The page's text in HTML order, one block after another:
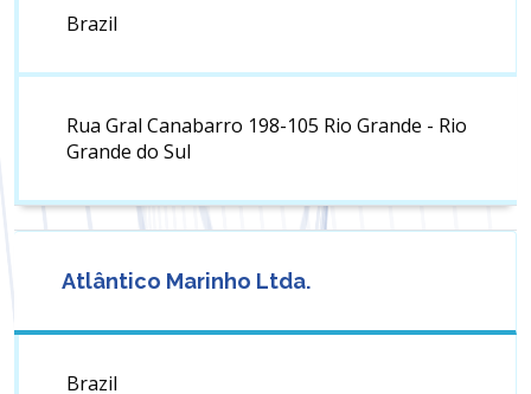
Brazil
Rua Gral Canabarro 198-105 Rio Grande - Rio
Grande do Sul
Atlântico Marinho Ltda.
Brazil